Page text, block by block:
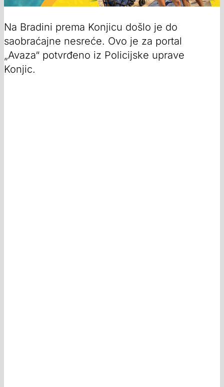
Na Bradini prema Konjicu došlo je do
saobraćajne nesreće. Ovo je za portal
„Avaza“ potvrđeno iz Policijske uprave
Konjic.